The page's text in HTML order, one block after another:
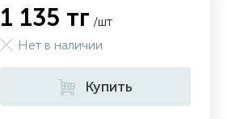
1 135 тг /шт
Нет в наличии
Купить